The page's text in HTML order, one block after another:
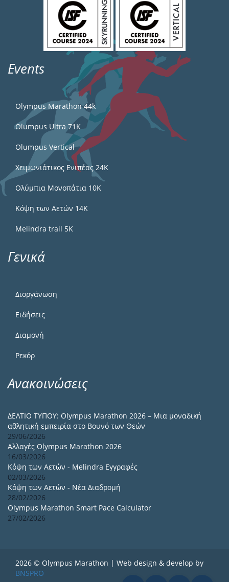
Events
Olympus Marathon 44k
Olumpus Ultra 71K
Olumpus Vertical
Χειμωνιάτικος Ενιπέας 24Κ
Ολύμπια Μονοπάτια 10Κ
Κόψη των Αετών 14Κ
Melindra trail 5Κ
Γενικά
Διοργάνωση
Ειδήσεις
Διαμονή
Ρεκόρ
Ανακοινώσεις
ΔΕΛΤΙΟ ΤΥΠΟΥ: Olympus Marathon 2026 – Μια μοναδική
αθλητική εμπειρία στο Βουνό των Θεών
29/06/2026
Αλλαγές Olympus Marathon 2026
16/03/2026
Κόψη των Αετών - Melindra Εγγραφές
02/03/2026
Κόψη των Αετών - Νέα Διαδρομή
28/02/2026
Olympus Marathon Smart Pace Calculator
27/02/2026
2026 © Olympus Marathon | Web design & develop by
BNSPRO